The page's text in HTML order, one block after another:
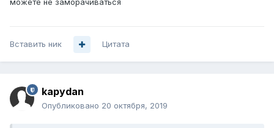
можете не заморачиваться
Вставить ник Цитата
kapydan
Опубликовано 20 октября, 2019